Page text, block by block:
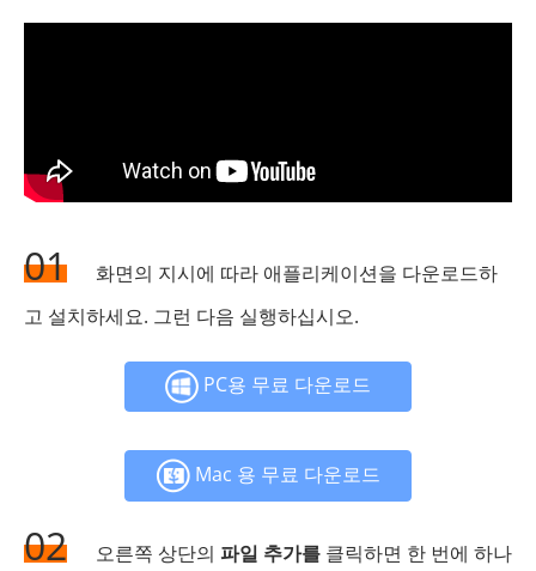
01
화면의 지시에 따라 애플리케이션을 다운로드하
고 설치하세요. 그런 다음 실행하십시오.
PC용 무료 다운로드
Mac 용 무료 다운로드
02 오른쪽 상단의 파일 추가를 클릭하면 한 번에 하나